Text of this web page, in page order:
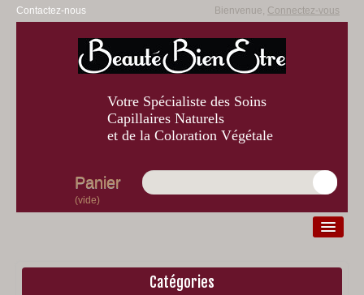
Contactez-nous Bienvenue, Connectez-vous
Votre Spécialiste des Soins
Capillaires Naturels
et de la Coloration Végétale
Panier
(vide)
Catégories